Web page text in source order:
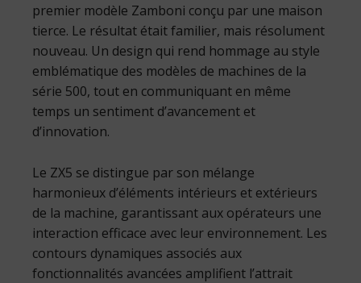
premier modèle Zamboni conçu par une maison
tierce. Le résultat était familier, mais résolument
nouveau. Un design qui rend hommage au style
emblématique des modèles de machines de la
série 500, tout en communiquant en même
temps un sentiment d’avancement et
d’innovation.
Le ZX5 se distingue par son mélange
harmonieux d’éléments intérieurs et extérieurs
de la machine, garantissant aux opérateurs une
interaction efficace avec leur environnement. Les
contours dynamiques associés aux
fonctionnalités avancées amplifient l’attrait